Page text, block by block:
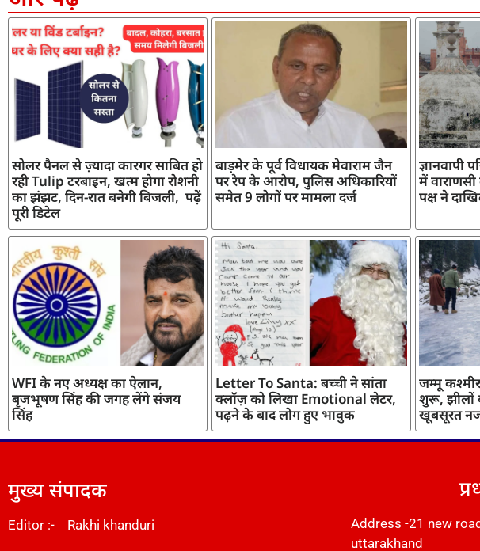
सोलर पैनल से ज़्यादा कारगर साबित हो
रही Tulip टरबाइन, खत्म होगा रोशनी
का झंझट, दिन-रात बनेगी बिजली, पढ़ें
पूरी डिटेल
बाड़मेर के पूर्व विधायक मेवाराम जैन
पर रेप के आरोप, पुलिस अधिकारियों
समेत 9 लोगों पर मामला दर्ज
ज्ञानवापी
में
पक्ष ने
WFI के नए अध्यक्ष का ऐलान,
बृजभूषण सिंह की जगह लेंगे संजय
सिंह
Letter To Santa: बच्ची ने सांता
क्लॉज़ को लिखा Emotional लेटर,
पढ़ने के बाद लोग हुए भावुक
जम्मू
शुरू, झीलों
खूबसूरत
मुख्य संपादक
Editor :- Rakhi khanduri
Address -21 new
uttarakhand